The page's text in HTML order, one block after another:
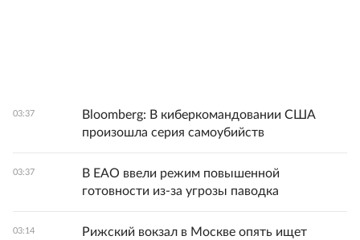
03:37
Bloomberg: В киберкомандовании США
произошла серия самоубийств
03:37
В ЕАО ввели режим повышенной
готовности из-за угрозы паводка
03:14
Рижский вокзал в Москве опять ищет